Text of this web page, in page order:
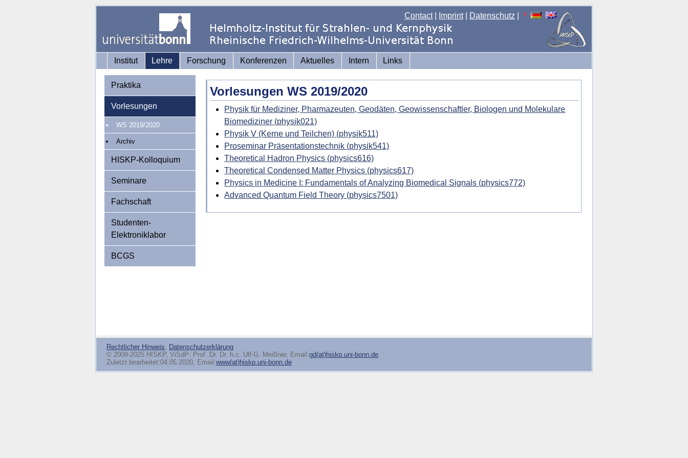
Contact| Imprint| Datenschutz
Institut Lehre Forschung Konferenzen Aktuelles Intern Links
Praktika
Vorlesungen
WS 2019/2020
Archiv
HISKP-Kolloquium
Seminare
Fachschaft
Studenten-
Elektroniklabor
BCGS
Vorlesungen WS 2019/2020
Physik für Mediziner, Pharmazeuten, Geodäten, Geowissenschaftler, Biologen und Molekulare
Biomediziner (physik021)
Physik V (Kerne und Teilchen) (physik511)
Proseminar Präsentationstechnik (physik541)
Theoretical Hadron Physics (physics616)
Theoretical Condensed Matter Physics (physics617)
Physics in Medicine I: Fundamentals of Analyzing Biomedical Signals (physics772)
Advanced Quantum Field Theory (physics7501)
Rechtlicher Hinweis, Datenschutzerklärung
© 2009-2025 HISKP, ViSdP: Prof. Dr. Dr. h.c. Ulf-G. Meißner, Email:gd(at)hiskp.uni-bonn.de
Zuletzt bearbeitet:04.05.2020, Email:www(at)hiskp.uni-bonn.de